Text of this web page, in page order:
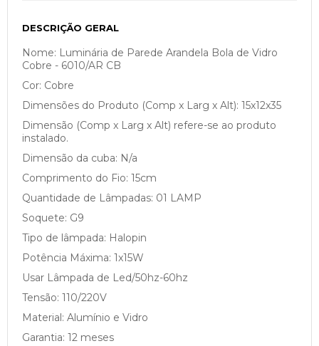
DESCRIÇÃO GERAL
Nome: Luminária de Parede Arandela Bola de Vidro
Cobre - 6010/AR CB
Cor: Cobre
Dimensões do Produto (Comp x Larg x Alt): 15x12x35
Dimensão (Comp x Larg x Alt) refere-se ao produto
instalado.
Dimensão da cuba: N/a
Comprimento do Fio: 15cm
Quantidade de Lâmpadas: 01 LAMP
Soquete: G9
Tipo de lâmpada: Halopin
Potência Máxima: 1x15W
Usar Lâmpada de Led/50hz-60hz
Tensão: 110/220V
Material: Alumínio e Vidro
Garantia: 12 meses